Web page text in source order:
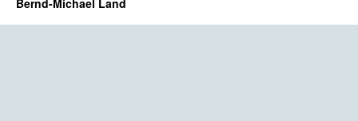
Bernd-Michael Land